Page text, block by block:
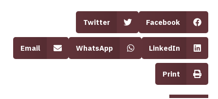
Facebook
Twitter
LinkedIn
WhatsApp
Email
Print